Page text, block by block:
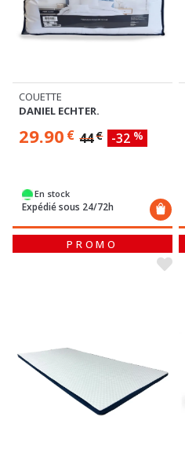
COUETTE
DANIEL ECHTER.
29.90 € 44€ -32 %
En stock
Expédié sous 24/72h
PROMO